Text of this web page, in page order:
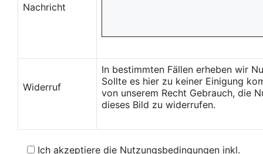
Nachricht
Widerruf
In bestimmten Fällen erheben wir
Sollte es hier zu keiner Einigung
von unserem Recht Gebrauch, die
dieses Bild zu widerrufen.
Ich akzeptiere die Nutzungsbedingungen inkl.